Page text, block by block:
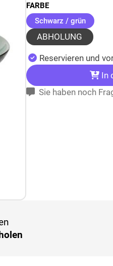
FARBE
Schwarz / grün
ABHOLUNG
Reservieren und
In
Sie haben noch